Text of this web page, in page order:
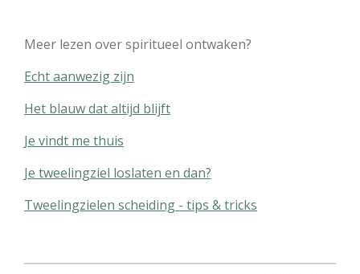
Meer lezen over spiritueel ontwaken?
Echt aanwezig zijn
Het blauw dat altijd blijft
Je vindt me thuis
Je tweelingziel loslaten en dan?
Tweelingzielen scheiding - tips & tricks